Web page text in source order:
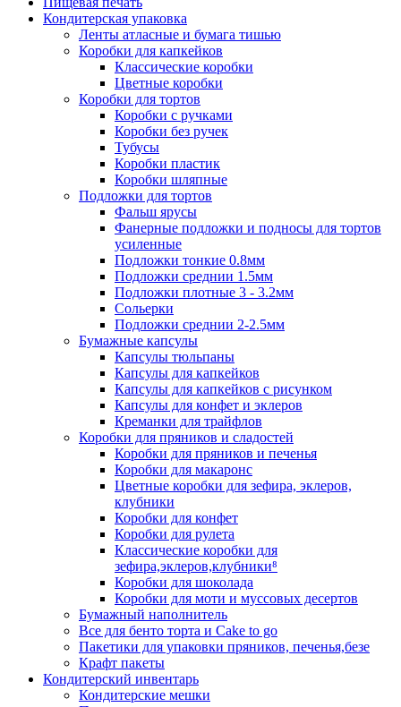
Кондитерская упаковка
Ленты атласные и бумага тишью
Коробки для капкейков
Классические коробки
Цветные коробки
Коробки для тортов
Коробки с ручками
Коробки без ручек
Тубусы
Коробки пластик
Коробки шляпные
Подложки для тортов
Фальш ярусы
Фанерные подложки и подносы для тортов
усиленные
Подложки тонкие 0.8мм
Подложки среднии 1.5мм
Подложки плотные 3 - 3.2мм
Сольерки
Подложки среднии 2-2.5мм
Бумажные капсулы
Капсулы тюльпаны
Капсулы для капкейков
Капсулы для капкейков с рисунком
Капсулы для конфет и эклеров
Креманки для трайфлов
Коробки для пряников и сладостей
Коробки для пряников и печенья
Коробки для макаронс
Цветные коробки для зефира, эклеров,
клубники
Коробки для конфет
Коробки для рулета
Классические коробки для
зефира,эклеров,клубники⁸
Коробки для шоколада
Коробки для моти и муссовых десертов
Бумажный наполнитель
Все для бенто торта и Cake to go
Пакетики для упаковки пряников, печенья,безе
Крафт пакеты
Кондитерский инвентарь
Кондитерские мешки